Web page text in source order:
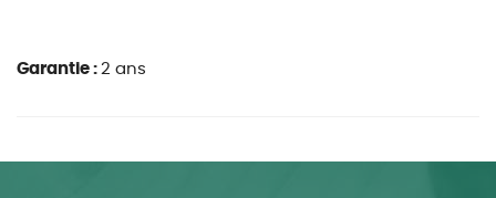
Garantie : 2 ans